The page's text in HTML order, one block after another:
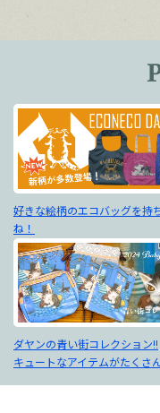
好きな絵柄のエコバッグを持
ね！
ダヤンの青い街コレクション!!
キュートなアイテムがたくさ